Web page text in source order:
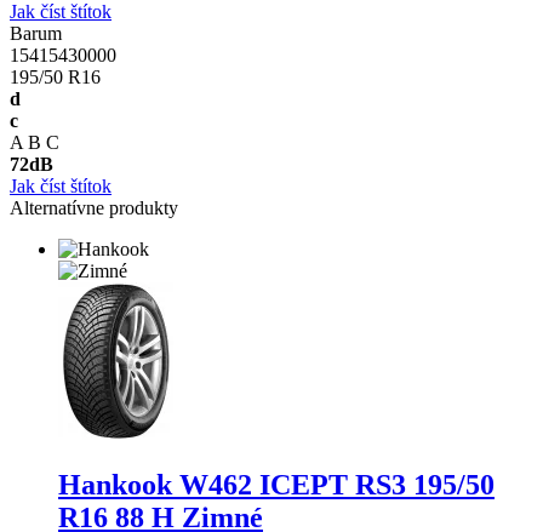
Jak číst štítok
Barum
15415430000
195/50 R16
d
c
A B C
72dB
Jak číst štítok
Alternatívne produkty
Hankook W462 ICEPT RS3 195/50
R16 88 H Zimné